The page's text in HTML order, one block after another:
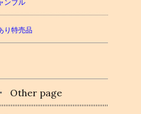
ンブル
り特売品
Other page